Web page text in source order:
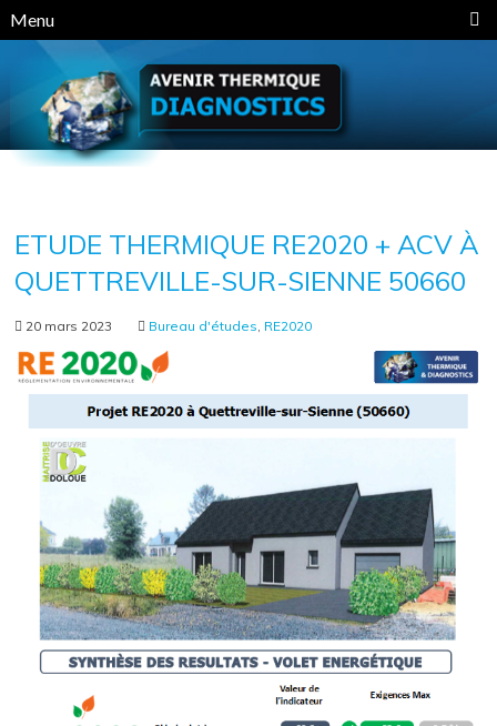
Menu
ETUDE THERMIQUE RE2020 + ACV À
QUETTREVILLE-SUR-SIENNE 50660
20 mars 2023 Bureau d'études RE2020
Panneau de gestion des cookies